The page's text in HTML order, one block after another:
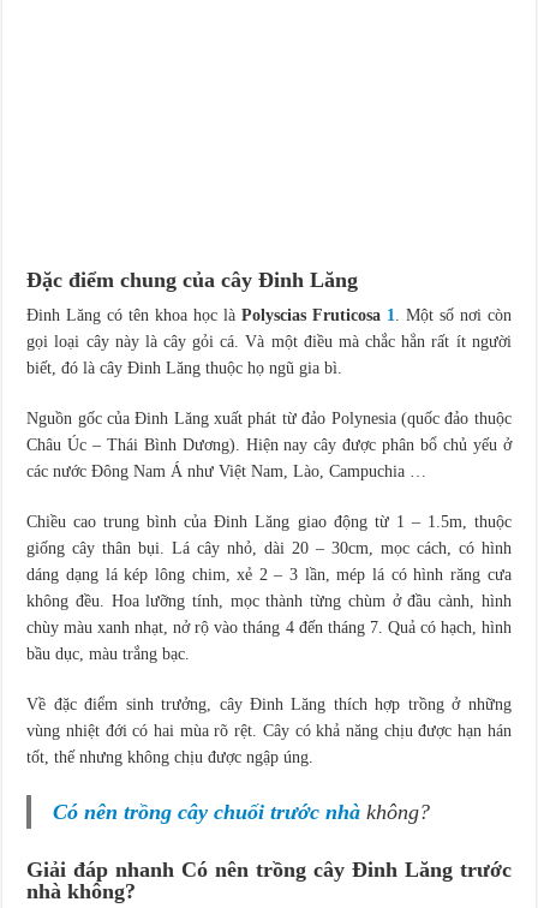
Đặc điểm chung của cây Đinh Lăng
Đinh Lăng có tên khoa học là Polyscias Fruticosa 1
. Một số nơi còn
gọi loại cây này là cây gỏi cá. Và một điều mà chắc hẳn rất ít người
biết, đó là cây Đinh Lăng thuộc họ ngũ gia bì.
Nguồn gốc của Đinh Lăng xuất phát từ đảo Polynesia (quốc đảo thuộc
Châu Úc – Thái Bình Dương). Hiện nay cây được phân bổ chủ yếu ở
các nước Đông Nam Á như Việt Nam, Lào, Campuchia …
Chiều cao trung bình của Đinh Lăng giao động từ 1 – 1.5m, thuộc
giống cây thân bụi. Lá cây nhỏ, dài 20 – 30cm, mọc cách, có hình
dáng dạng lá kép lông chim, xẻ 2 – 3 lần, mép lá có hình răng cưa
không đều. Hoa lưỡng tính, mọc thành từng chùm ở đầu cành, hình
chùy màu xanh nhạt, nở rộ vào tháng 4 đến tháng 7. Quả có hạch, hình
bầu dục, màu trắng bạc.
Về đặc điểm sinh trưởng, cây Đinh Lăng thích hợp trồng ở những
vùng nhiệt đới có hai mùa rõ rệt. Cây có khả năng chịu được hạn hán
tốt, thế nhưng không chịu được ngập úng.
Có nên trồng cây chuối trước nhà không?
Giải đáp nhanh Có nên trồng cây Đinh Lăng trước
nhà không?